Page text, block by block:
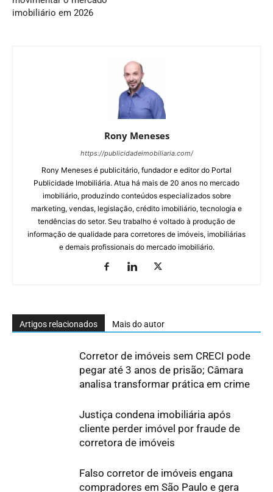
imobiliário em 2026
Rony Meneses
https://publicidadeimobiliaria.com/
Rony Meneses é publicitário, fundador e editor do Portal
Publicidade Imobiliária. Atua há mais de 20 anos no mercado
imobiliário, produzindo conteúdos especializados sobre
marketing, vendas, legislação, crédito imobiliário, tecnologia e
tendências do setor. Seu trabalho é voltado à produção de
informação de qualidade para corretores de imóveis, imobiliárias
e demais profissionais do mercado imobiliário.
Artigos relacionados Mais do autor
Corretor de imóveis sem CRECI pode
pegar até 3 anos de prisão; Câmara
analisa transformar prática em crime
Justiça condena imobiliária após
cliente perder imóvel por fraude de
corretora de imóveis
Falso corretor de imóveis engana
compradores em São Paulo e gera